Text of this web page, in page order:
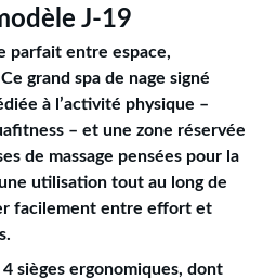
J-19
parfait entre espace,
grand spa de nage signé
à l’activité physique –
– et une zone réservée
de massage pensées pour la
utilisation tout au long de
facilement entre effort et
sièges ergonomiques, dont